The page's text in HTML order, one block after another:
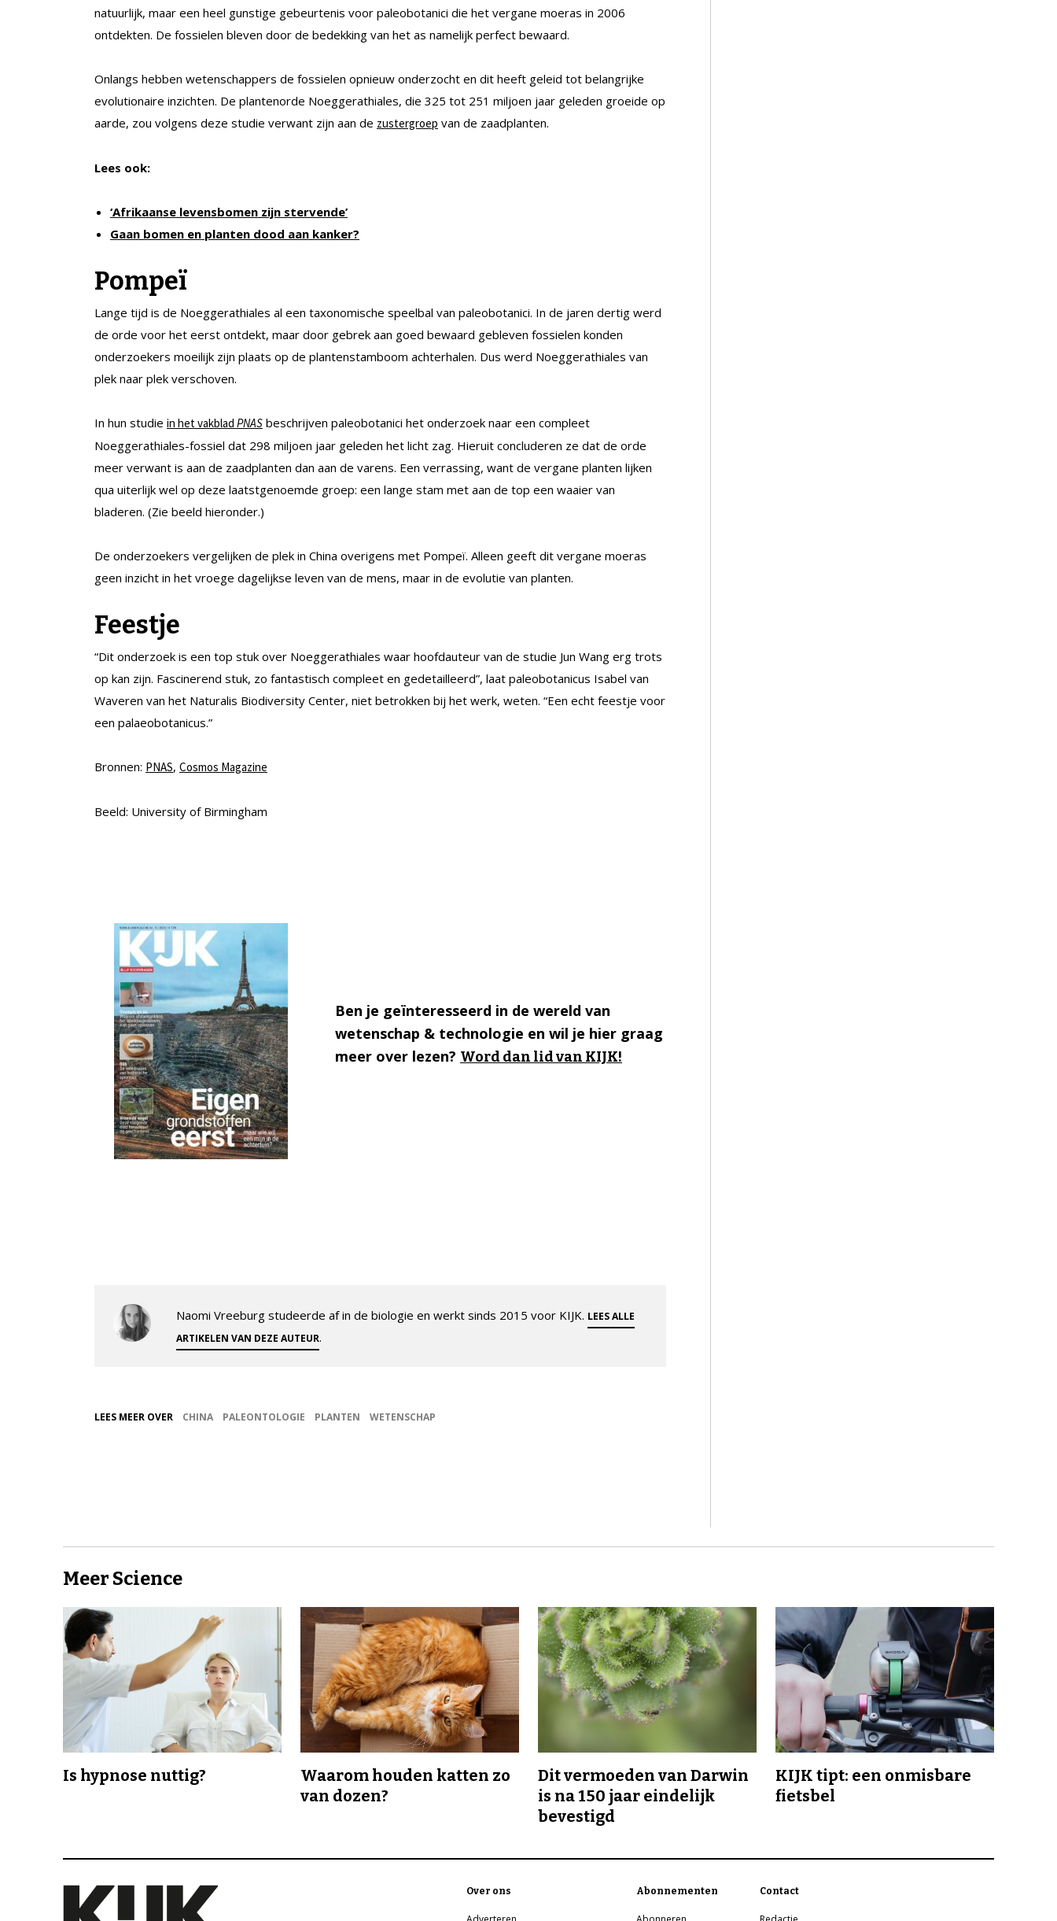
natuurlijk, maar een heel gunstige gebeurtenis voor paleobotanici die het vergane moeras in 2006
ontdekten. De fossielen bleven door de bedekking van het as namelijk perfect bewaard.
Onlangs hebben wetenschappers de fossielen opnieuw onderzocht en dit heeft geleid tot belangrijke
evolutionaire inzichten. De plantenorde Noeggerathiales, die 325 tot 251 miljoen jaar geleden groeide op
aarde, zou volgens deze studie verwant zijn aan de zustergroep van de zaadplanten.
Lees ook:
‘Afrikaanse levensbomen zijn stervende’
Gaan bomen en planten dood aan kanker?
Pompeï
Lange tijd is de Noeggerathiales al een taxonomische speelbal van paleobotanici. In de jaren dertig werd
de orde voor het eerst ontdekt, maar door gebrek aan goed bewaard gebleven fossielen konden
onderzoekers moeilijk zijn plaats op de plantenstamboom achterhalen. Dus werd Noeggerathiales van
plek naar plek verschoven.
In hun studie in het vakblad PNAS beschrijven paleobotanici het onderzoek naar een compleet
Noeggerathiales-fossiel dat 298 miljoen jaar geleden het licht zag. Hieruit concluderen ze dat de orde
meer verwant is aan de zaadplanten dan aan de varens. Een verrassing, want de vergane planten lijken
qua uiterlijk wel op deze laatstgenoemde groep: een lange stam met aan de top een waaier van
bladeren. (Zie beeld hieronder.)
De onderzoekers vergelijken de plek in China overigens met Pompeï. Alleen geeft dit vergane moeras
geen inzicht in het vroege dagelijkse leven van de mens, maar in de evolutie van planten.
Feestje
“Dit onderzoek is een top stuk over Noeggerathiales waar hoofdauteur van de studie Jun Wang erg trots
op kan zijn. Fascinerend stuk, zo fantastisch compleet en gedetailleerd”, laat paleobotanicus Isabel van
Waveren van het Naturalis Biodiversity Center, niet betrokken bij het werk, weten. “Een echt feestje voor
een palaeobotanicus.”
Bronnen: PNAS, Cosmos Magazine
Beeld: University of Birmingham
Ben je geïnteresseerd in de wereld van
wetenschap & technologie en wil je hier graag
meer over lezen? Word dan lid van KIJK!
Naomi Vreeburg studeerde af in de biologie en werkt sinds 2015 voor KIJK. LEES ALLE
ARTIKELEN VAN DEZE AUTEUR.
LEES MEER OVER CHINA PALEONTOLOGIE PLANTEN WETENSCHAP
Meer Science
Is hypnose nuttig?
Waarom houden katten zo
van dozen?
Dit vermoeden van Darwin
is na 150 jaar eindelijk
bevestigd
KIJK tipt: een onmisbare
fietsbel
Over ons Abonnementen Contact